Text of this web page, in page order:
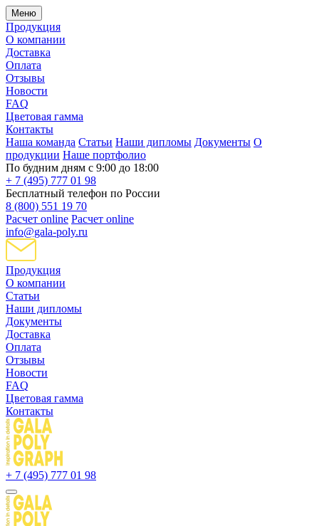
Меню
Продукция
О компании
Доставка
Оплата
Отзывы
Новости
FAQ
Цветовая гамма
Контакты
Наша команда Статьи Наши дипломы Документы О
продукции Наше портфолио
По будним дням с 9:00 до 18:00
+ 7 (495) 777 01 98
Бесплатный телефон по России
8 (800) 551 19 70
Расчет online Расчет online
info@gala-poly.ru
Продукция
О компании
Статьи
Наши дипломы
Документы
Доставка
Оплата
Отзывы
Новости
FAQ
Цветовая гамма
Контакты
+ 7 (495) 777 01 98